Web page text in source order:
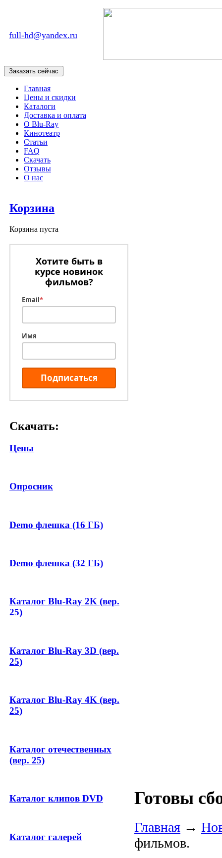
full-hd@yandex.ru
Главная
Цены и скидки
Каталоги
Доставка и оплата
О Blu-Ray
Кинотеатр
Статьи
FAQ
Скачать
Отзывы
О нас
Корзина
Корзина пуста
Хотите быть в
курсе новинок
фильмов?
Email*
Имя
Подписаться
Скачать:
Цены
Опросник
Demo флешка (16 ГБ)
Demo флешка (32 ГБ)
Каталог Blu-Ray 2K (вер.
25)
Каталог Blu-Ray 3D (вер.
25)
Каталог Blu-Ray 4K (вер.
25)
Каталог отечественных
(вер. 25)
Каталог клипов DVD
Каталог галерей
Готовы
Главная →
фильмов.